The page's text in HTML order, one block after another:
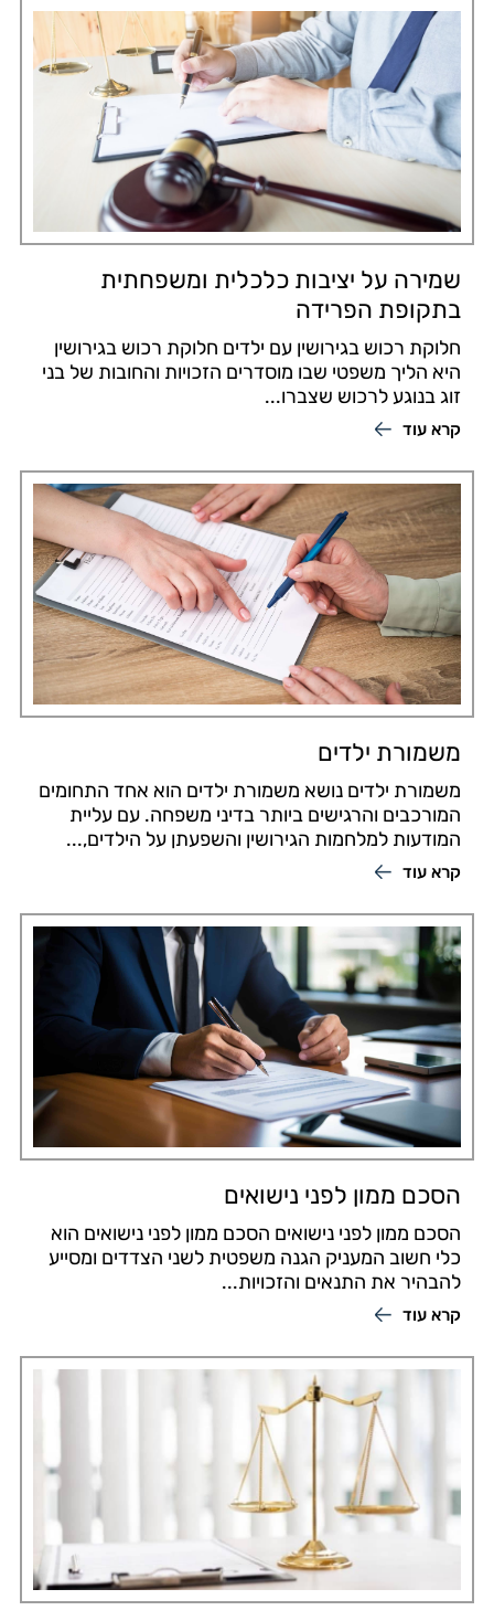
שמירה על יציבות כלכלית ומשפחתית
בתקופת הפרידה
חלוקת רכוש בגירושין עם ילדים חלוקת רכוש בגירושין
היא הליך משפטי שבו מוסדרים הזכויות והחובות של בני
זוג בנוגע לרכוש שצברו...
קרא עוד
משמורת ילדים
משמורת ילדים נושא משמורת ילדים הוא אחד התחומים
המורכבים והרגישים ביותר בדיני משפחה. עם עליית
המודעות למלחמות הגירושין והשפעתן על הילדים,...
קרא עוד
הסכם ממון לפני נישואים
הסכם ממון לפני נישואים הסכם ממון לפני נישואים הוא
כלי חשוב המעניק הגנה משפטית לשני הצדדים ומסייע
להבהיר את התנאים והזכויות...
קרא עוד